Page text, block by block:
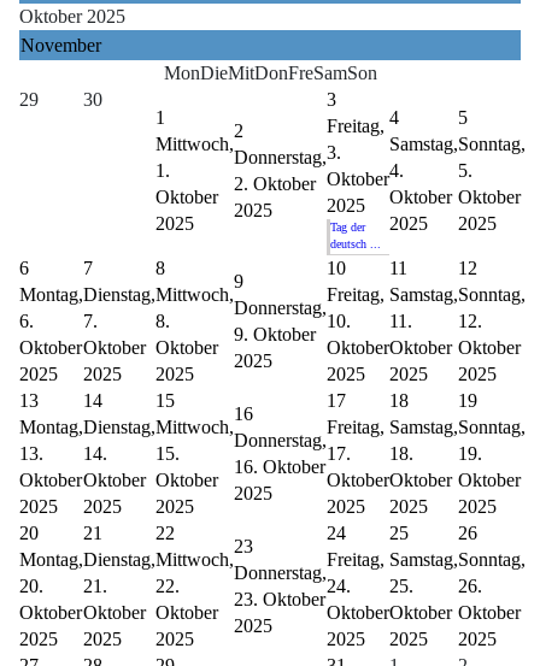
Oktober 2025
November
MonDieMitDonFreSamSon
29
30
1
Mittwoch,
1.
Oktober
2025
2
Donnerstag,
2. Oktober
2025
3
Freitag,
3.
Oktober
2025
Tag der
deutsch ...
4
Samstag,
4.
Oktober
2025
5
Sonntag,
5.
Oktober
2025
6
Montag,
6.
Oktober
2025
7
Dienstag,
7.
Oktober
2025
8
Mittwoch,
8.
Oktober
2025
9
Donnerstag,
9. Oktober
2025
10
Freitag,
10.
Oktober
2025
11
Samstag,
11.
Oktober
2025
12
Sonntag,
12.
Oktober
2025
13
Montag,
13.
Oktober
2025
14
Dienstag,
14.
Oktober
2025
15
Mittwoch,
15.
Oktober
2025
16
Donnerstag,
16. Oktober
2025
17
Freitag,
17.
Oktober
2025
18
Samstag,
18.
Oktober
2025
19
Sonntag,
19.
Oktober
2025
20
Montag,
20.
Oktober
2025
21
Dienstag,
21.
Oktober
2025
22
Mittwoch,
22.
Oktober
2025
23
Donnerstag,
23. Oktober
2025
24
Freitag,
24.
Oktober
2025
25
Samstag,
25.
Oktober
2025
26
Sonntag,
26.
Oktober
2025